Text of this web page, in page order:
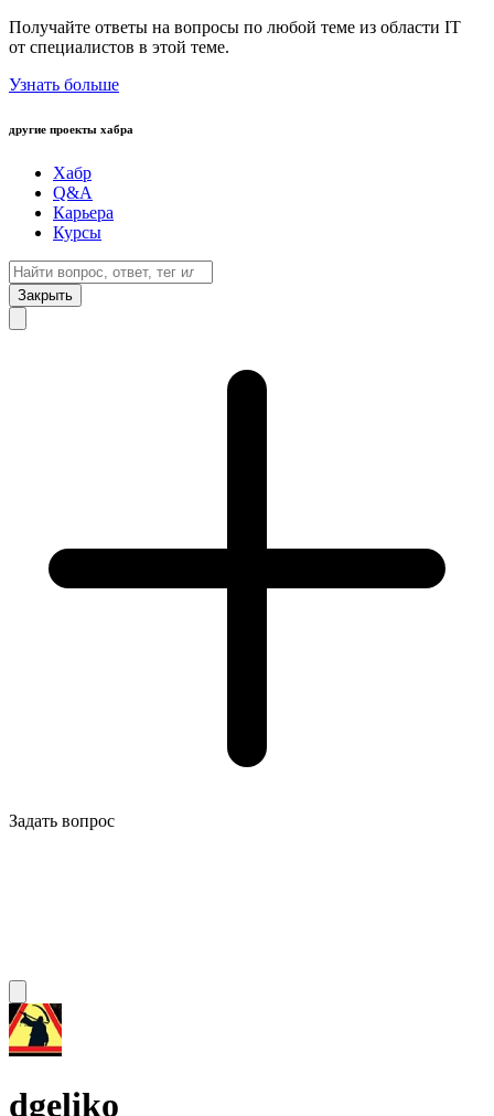
Получайте ответы на вопросы по любой теме из области IT
от специалистов в этой теме.
Узнать больше
другие проекты хабра
Хабр
Q&A
Карьера
Курсы
Закрыть
Задать вопрос
dgeliko